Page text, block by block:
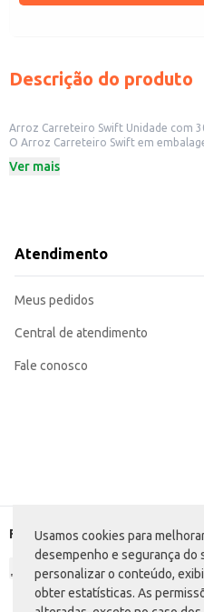
Usamos cookies para
desempenho e segurança do
personalizar o conteúdo,
obter estatísticas. As
Descrição do produto
Arroz Carreteiro Swift Unidade com
O Arroz Carreteiro Swift em
Embalagem de 300g
Pode ser utilizado como base para
O Arroz Carreteiro Swift oferece
Ver mais
Atendimento
Meus pedidos
Central de atendimento
Fale conosco
Formas de pagamento